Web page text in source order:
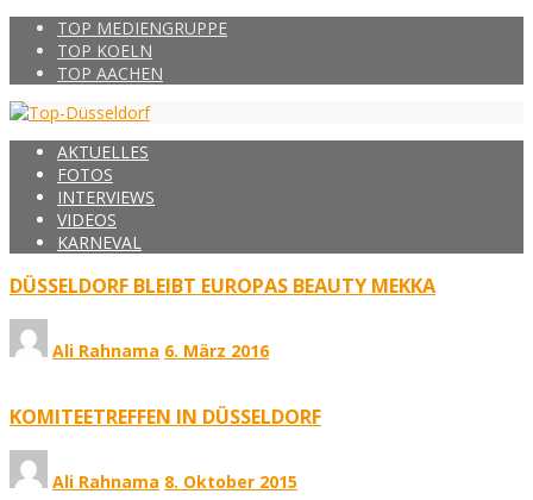
TOP MEDIENGRUPPE
TOP KOELN
TOP AACHEN
AKTUELLES
FOTOS
INTERVIEWS
VIDEOS
KARNEVAL
DÜSSELDORF BLEIBT EUROPAS BEAUTY MEKKA
Ali Rahnama 6. März 2016
KOMITEETREFFEN IN DÜSSELDORF
Ali Rahnama 8. Oktober 2015